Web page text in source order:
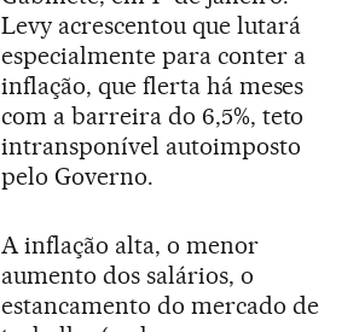
Levy acrescentou que lutará
especialmente para conter a
inflação, que flerta há meses
com a barreira do 6,5%, teto
intransponível autoimposto
pelo Governo.
A inflação alta, o menor
aumento dos salários, o
estancamento do mercado de